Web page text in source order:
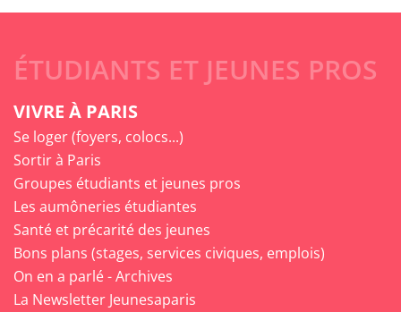
ÉTUDIANTS ET JEUNES PROS
VIVRE À PARIS
Se loger (foyers, colocs...)
Sortir à Paris
Groupes étudiants et jeunes pros
Les aumôneries étudiantes
Santé et précarité des jeunes
Bons plans (stages, services civiques, emplois)
On en a parlé - Archives
La Newsletter Jeunesaparis